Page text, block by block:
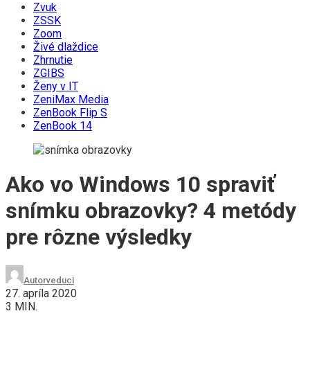
Zvuk
ZSSK
Zoom
Živé dlaždice
Zhrnutie
ZGIBS
Ženy v IT
ZeniMax Media
ZenBook Flip S
ZenBook 14
Ako vo Windows 10 spraviť
snímku obrazovky? 4 metódy
pre rôzne výsledky
Autorveduci
27. apríla 2020
3 MIN.